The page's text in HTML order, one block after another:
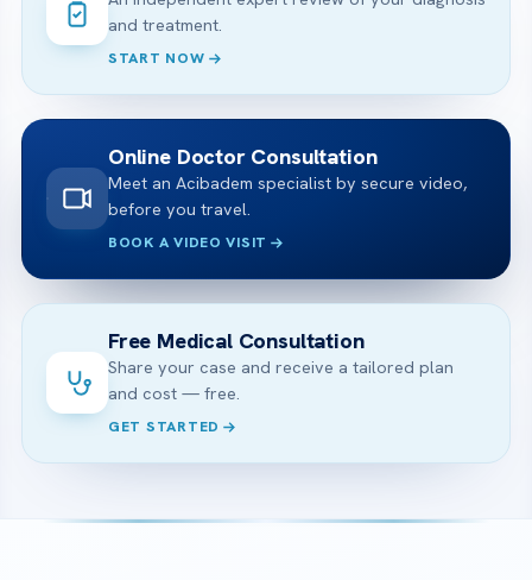
and treatment.
START NOW
Online Doctor Consultation
Meet an Acibadem specialist by secure video,
before you travel.
BOOK A VIDEO VISIT
Free Medical Consultation
Share your case and receive a tailored plan
and cost — free.
GET STARTED